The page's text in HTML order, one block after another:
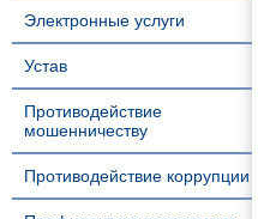
Электронные услуги
Устав
Противодействие
мошенничеству
Противодействие коррупции